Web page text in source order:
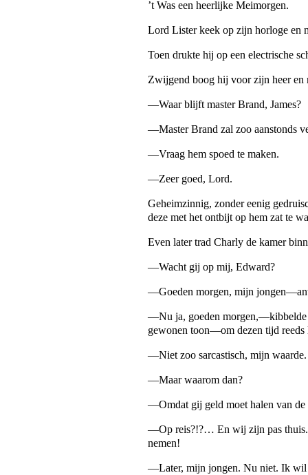
’t Was een heerlijke Meimorgen.
Lord Lister keek op zijn horloge en
Toen drukte hij op een electrische
Zwijgend boog hij voor zijn heer en
—Waar blijft master Brand, James?
—Master Brand zal zoo aanstonds
—Vraag hem spoed te maken.
—Zeer goed, Lord.
Geheimzinnig, zonder eenig
deze met het ontbijt op hem zat te
Even later trad Charly de kamer
—Wacht gij op mij, Edward?
—Goeden morgen, mijn
—Nu ja, goeden morgen,—kibbelde
gewonen toon—om dezen tijd reeds
—Niet zoo sarcastisch, mijn
—Maar waarom dan?
—Omdat gij geld moet halen van
—Op reis?!?… En wij zijn pas thuis.
nemen!
—Later, mijn jongen. Nu niet. Ik wil